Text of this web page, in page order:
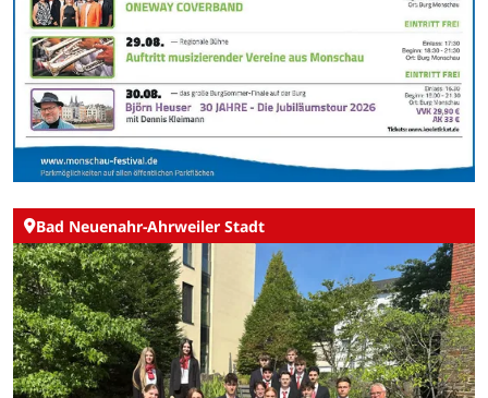
Bad Neuenahr-Ahrweiler Stadt